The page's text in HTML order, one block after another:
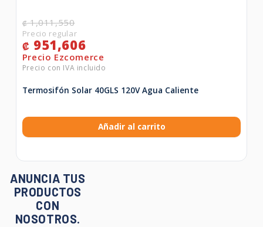
₡1,011,550
₡ 951,606
Termosifón Solar 40GLS 120V Agua Caliente
Añadir al carrito
ANUNCIA TUS
PRODUCTOS
CON
NOSOTROS.